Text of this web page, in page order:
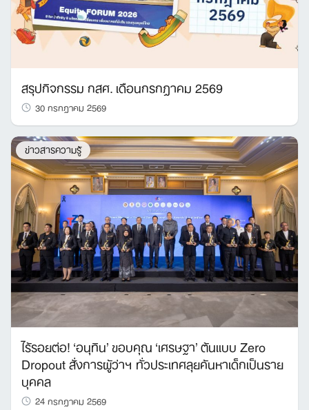
สรุปกิจกรรม กสศ. เดือนกรกฎาคม 2569
30 กรกฎาคม 2569
ข่าวสารความรู้
ไร้รอยต่อ! ‘อนุทิน’ ขอบคุณ ‘เศรษฐา’ ต้นแบบ Zero
Dropout สั่งการผู้ว่าฯ ทั่วประเทศลุยค้นหาเด็กเป็นราย
บุคคล
24 กรกฎาคม 2569